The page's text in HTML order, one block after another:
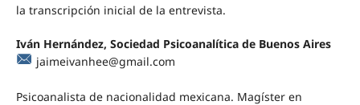
la transcripción inicial de la entrevista.
Iván Hernández, Sociedad Psicoanalítica de Buenos Aires
jaimeivanhee@gmail.com
Psicoanalista de nacionalidad mexicana. Magíster en